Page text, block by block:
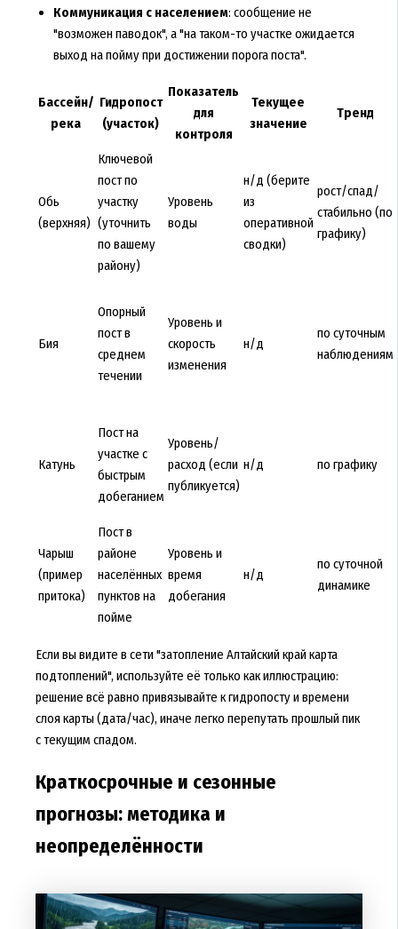
Коммуникация с населением: сообщение не
"возможен паводок", а "на таком-то участке ожидается
выход на пойму при достижении порога поста".
Бассейн/
река
Гидропост
(участок)
Показатель
для
контроля
Текущее
значение
Тренд
Обь
(верхняя)
Ключевой
пост по
участку
(уточнить
по вашему
району)
Уровень
воды
н/д (берите
из
оперативной
сводки)
рост/спад/
стабильно (по
графику)
Бия
Опорный
пост в
среднем
течении
Уровень и
скорость
изменения
н/д
по суточным
наблюдениям
Катунь
Пост на
участке с
быстрым
добеганием
Уровень/
расход (если
публикуется)
н/д по графику
Чарыш
(пример
притока)
Пост в
районе
населённых
пунктов на
пойме
Уровень и
время
добегания
н/д
по суточной
динамике
Если вы видите в сети "затопление Алтайский край карта
подтоплений", используйте её только как иллюстрацию:
решение всё равно привязывайте к гидропосту и времени
слоя карты (дата/час), иначе легко перепутать прошлый пик
с текущим спадом.
Краткосрочные и сезонные
прогнозы: методика и
неопределённости